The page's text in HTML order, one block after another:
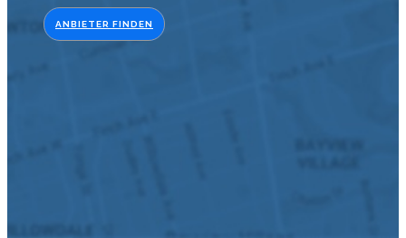
ANBIETER FINDEN